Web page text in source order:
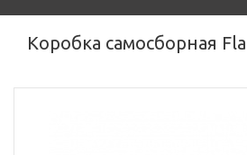
Коробка самосборная